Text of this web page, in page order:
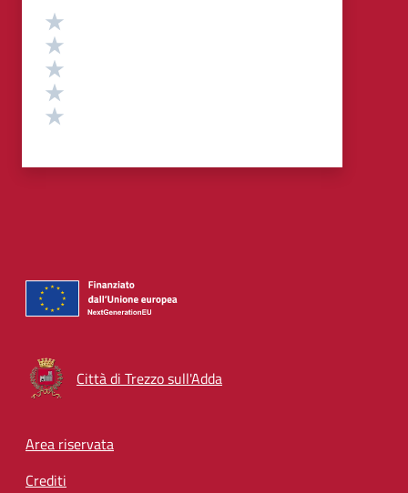
Valutazione
Città di Trezzo sull'Adda
Footer menu
Area riservata
Crediti